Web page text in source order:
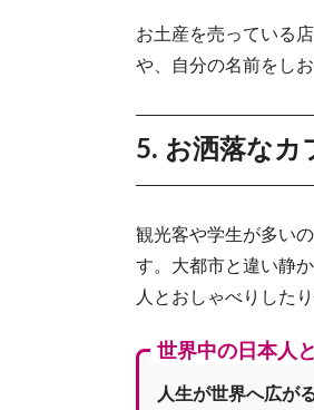
お土産を売っている
や、自分の名前をし
5. お洒落なカ
観光客や学生が多い
す。大都市と違い静
人とおしゃべりした
世界中の日本人
人生が世界へ広が